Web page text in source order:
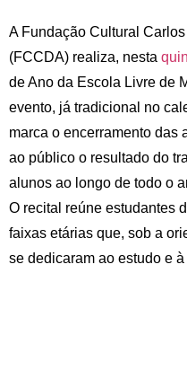
A Fundação Cultural
(FCCDA) realiza, nesta
de Ano da Escola Livre de
evento, já tradicional no
marca o encerramento das
ao público o resultado do
alunos ao longo de todo o
O recital reúne estudantes
faixas etárias que, sob a
se dedicaram ao estudo e